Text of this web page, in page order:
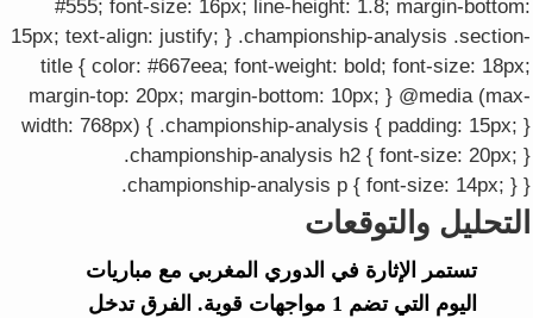
#555; font-size: 16px; line-height: 1.8; margin-bottom:
15px; text-align: justify; } .championship-analysis .section-
title { color: #667eea; font-weight: bold; font-size: 18px;
margin-top: 20px; margin-bottom: 10px; } @media (max-
width: 768px) { .championship-analysis { padding: 15px; }
.championship-analysis h2 { font-size: 20px; }
.championship-analysis p { font-size: 14px; } }
التحليل والتوقعات
تستمر الإثارة في الدوري المغربي مع مباريات
اليوم التي تضم 1 مواجهات قوية. الفرق تدخل